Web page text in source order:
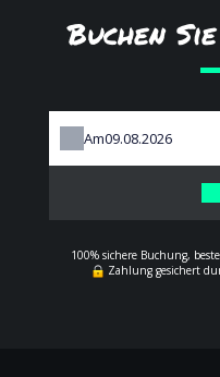
Buchen
Am
100% sichere Buchung,
Zahlung gesichert